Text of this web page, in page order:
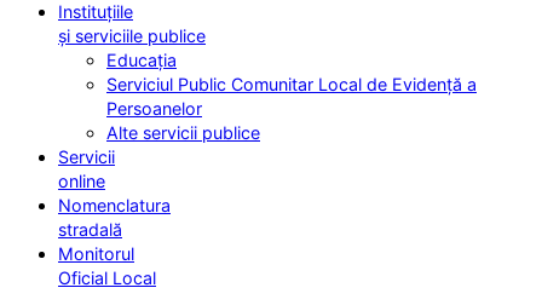
Instituțiile
și serviciile publice
Educația
Serviciul Public Comunitar Local de Evidență a
Persoanelor
Alte servicii publice
Servicii
online
Nomenclatura
stradală
Monitorul
Oficial Local